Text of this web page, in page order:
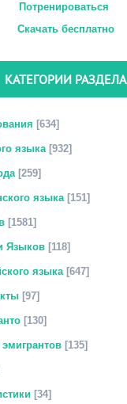
Потренироваться
Скачать бесплатно
КАТЕГОРИИ РАЗДЕЛА
[634]
языка [932]
[259]
языка [151]
[1581]
Языков [118]
языка [647]
[97]
[130]
[135]
[34]